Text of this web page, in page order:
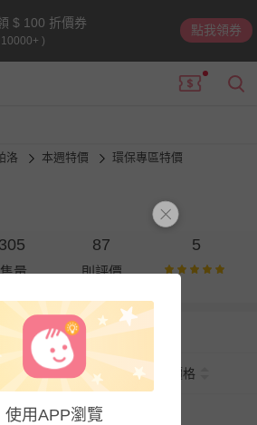
$ 100 折價券
10000+ )
點我領券
洛 本週特價 環保專區特價
量
87
則評價
5
新上市 價格
使用APP瀏覽